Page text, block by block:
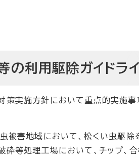
の利用駆除ガイドラ
策実施方針において重点的実施
虫被害地域において、松くい虫駆
砕等処理工場において、チップ